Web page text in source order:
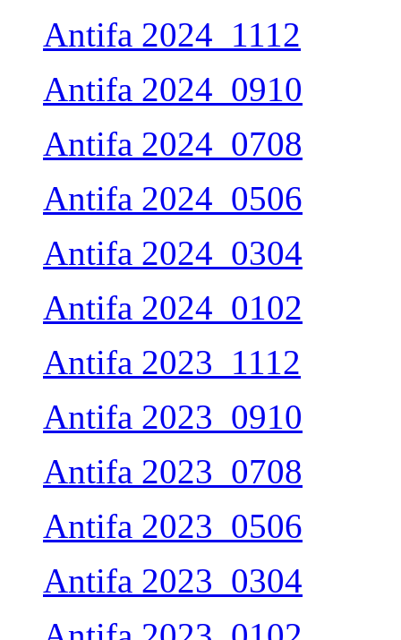
Antifa 2024_1112
Antifa 2024_0910
Antifa 2024_0708
Antifa 2024_0506
Antifa 2024_0304
Antifa 2024_0102
Antifa 2023_1112
Antifa 2023_0910
Antifa 2023_0708
Antifa 2023_0506
Antifa 2023_0304